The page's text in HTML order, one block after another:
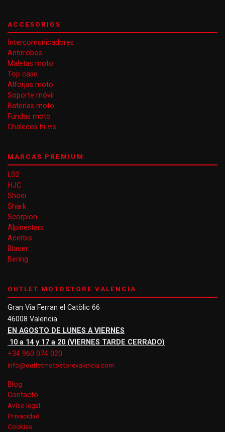
ACCESORIOS
Intercomunicadores
Antirrobos
Maletas moto
Top case
Alforjas moto
Soporte móvil
Baterías moto
Fundas moto
Chalecos hi-vis
MARCAS PREMIUM
LS2
HJC
Shoei
Shark
Scorpion
Alpinestars
Acerbis
Blauer
Bering
OUTLET MOTOSTORE VALENCIA
Gran Vía Ferran el Catòlic 66
46008 Valencia
EN AGOSTO DE LUNES A VIERNES
10 a 14 y 17 a 20 (VIERNES TARDE CERRADO)
+34 960 074 020
info@outletmotostorevalencia.com
Blog
Contacto
Aviso legal
Privacidad
Cookies